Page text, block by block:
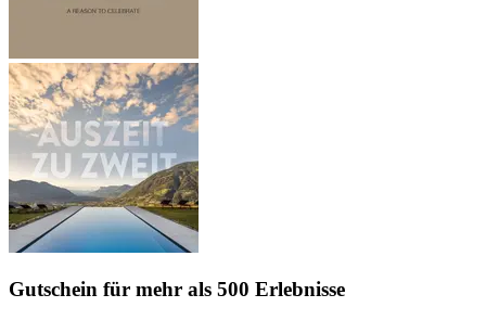
Gutschein für mehr als 500 Erlebnisse